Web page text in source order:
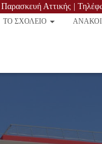
Αττικής |
TO ΣΧΟΛΕΙΟ